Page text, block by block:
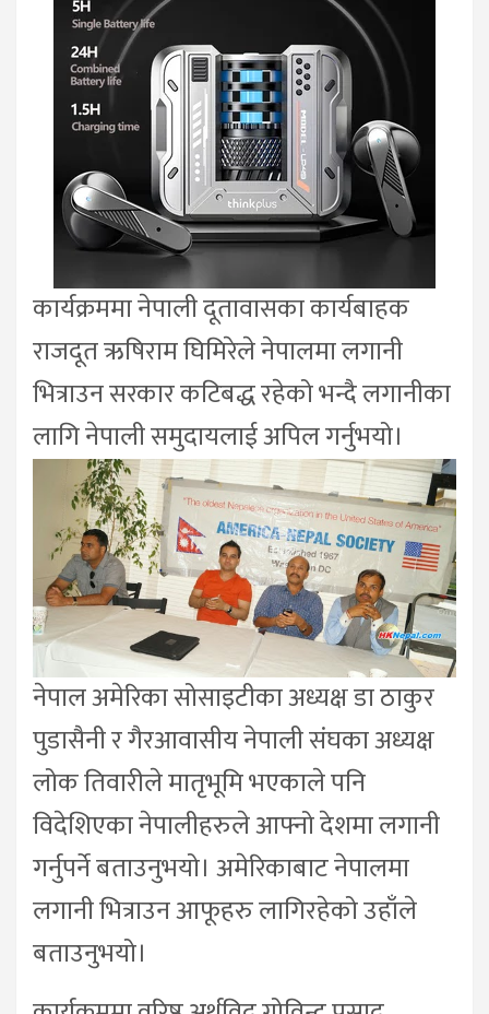
कार्यक्रममा नेपाली दूतावासका कार्यबाहक
राजदूत ऋषिराम घिमिरेले नेपालमा लगानी
भित्राउन सरकार कटिबद्ध रहेको भन्दै लगानीका
लागि नेपाली समुदायलाई अपिल गर्नुभयो।
नेपाल अमेरिका सोसाइटीका अध्यक्ष डा ठाकुर
पुडासैनी र गैरआवासीय नेपाली संघका अध्यक्ष
लोक तिवारीले मातृभूमि भएकाले पनि
विदेशिएका नेपालीहरुले आफ्नो देशमा लगानी
गर्नुपर्ने बताउनुभयो। अमेरिकाबाट नेपालमा
लगानी भित्राउन आफूहरु लागिरहेको उहाँले
बताउनुभयो।